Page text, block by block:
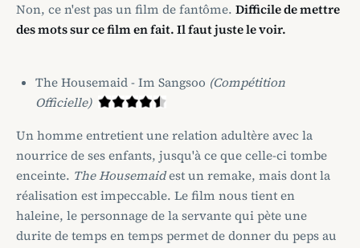
Non, ce n'est pas un film de fantôme. Difficile de mettre
des mots sur ce film en fait. Il faut juste le voir.
The Housemaid - Im Sangsoo (Compétition
Officielle)
Un homme entretient une relation adultère avec la
nourrice de ses enfants, jusqu'à ce que celle-ci tombe
enceinte. The Housemaidest un remake, mais dont la
réalisation est impeccable. Le film nous tient en
haleine, le personnage de la servante qui pète une
durite de temps en temps permet de donner du peps au